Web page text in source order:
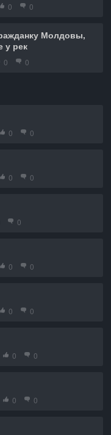
0 0
Молдовы,
у рек
0 0
0 0
0 0
0
0 0
0 0
0 0
0 0